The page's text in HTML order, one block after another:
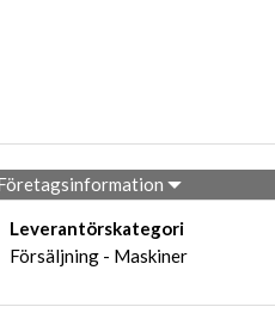
Leverantörskategori
Försäljning - Maskiner